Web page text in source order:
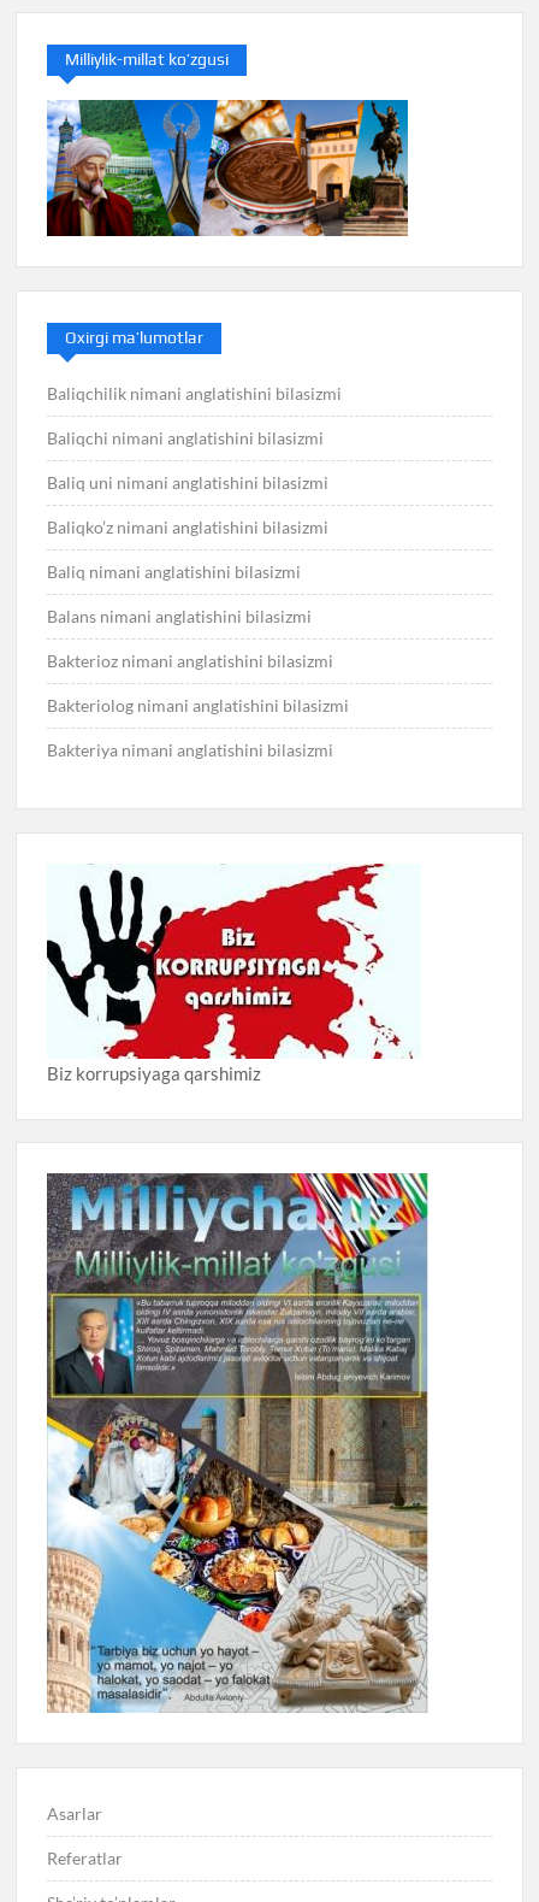
Milliylik-millat ko’zgusi
Oxirgi ma’lumotlar
Baliqchilik nimani anglatishini bilasizmi
Baliqchi nimani anglatishini bilasizmi
Baliq uni nimani anglatishini bilasizmi
Baliqko’z nimani anglatishini bilasizmi
Baliq nimani anglatishini bilasizmi
Balans nimani anglatishini bilasizmi
Bakterioz nimani anglatishini bilasizmi
Bakteriolog nimani anglatishini bilasizmi
Bakteriya nimani anglatishini bilasizmi
Biz korrupsiyaga qarshimiz
Asarlar
Referatlar